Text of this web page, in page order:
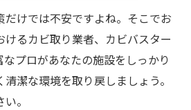
だけでは不安ですよね。そこでお
けるカビ取り業者、カビバスター
プロがあなたの施設をしっかり
潔な環境を取り戻しましょう。
。